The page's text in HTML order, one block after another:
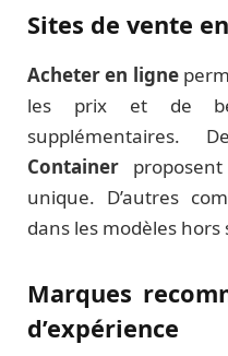
Sites de vente
Acheter en ligne
les prix et de
supplémentaires.
Container
unique. D’autres
dans les modèles hors
Marques
d’expérience